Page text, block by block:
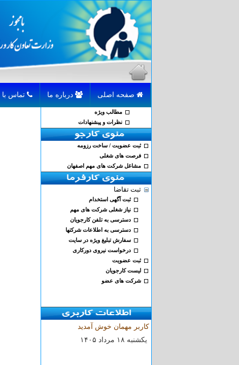
مطالب ویژه
نظرات و پیشنهادات
ثبت عضویت / ساخت رزومه
فرصت های شغلی
مشاغل شرکت های مهم اصفهان
ثبت تقاضا
ثبت آگهی استخدام
نیاز شغلی شرکت های مهم
دسترسی به تلفن کارجویان
دسترسی به اطلاعات شرکتها
سفارش تبلیغ ویژه در سایت
درخواست نیروی دورکاری
ثبت عضویت
لیست کارجویان
شرکت های عضو
کاربر مهمان خوش آمدید
۱۴۰۵ يکشنبه ۱۸ مرداد